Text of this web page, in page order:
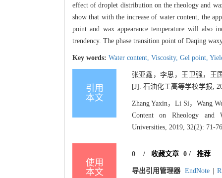
effect of droplet distribution on the rheology and
show that with the increase of water content, the
point and wax appearance temperature will also
trendency. The phase transition point of Daqing
Key words: Water content, Viscosity, Gel point,
引用
本文
张亚鑫，李思，王卫强，王
[J]. 石油化工高等学校学报,
Zhang Yaxin，Li Si，Wang
Content on Rheology and
Universities, 2019, 32(2): 71-
使用
本文
0/ 收藏文章 0 /推荐
导出引用管理器 EndNote